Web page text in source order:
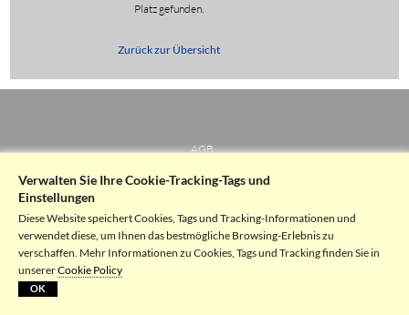
Platz gefunden.
Zurück zur Übersicht
AGB
Datenschutz
Impressum
Verwalten Sie Ihre Cookie-Tracking-Tags und
Einstellungen
Diese Website speichert Cookies, Tags und Tracking-Informationen und
verwendet diese, um Ihnen das bestmögliche Browsing-Erlebnis zu
verschaffen. Mehr Informationen zu Cookies, Tags und Tracking finden Sie in
unsererCookie Policy
OK